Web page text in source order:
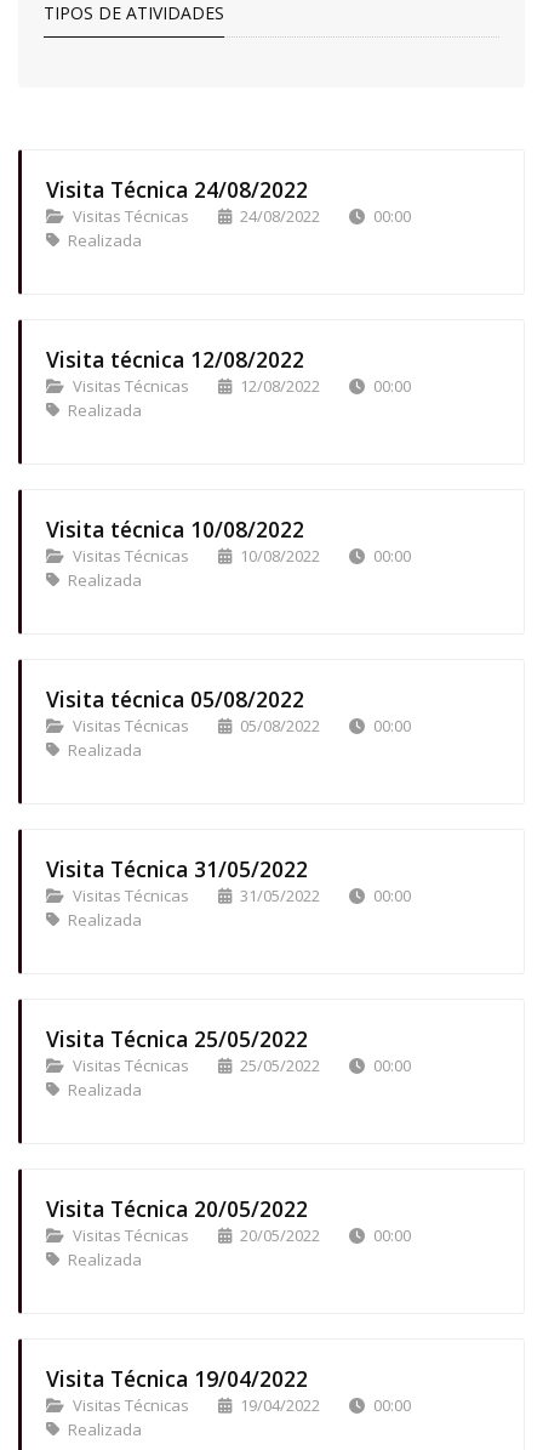
Visita Técnica 24/08/2022
Visitas Técnicas 24/08/2022
00:00
Realizada
Visita técnica 12/08/2022
Visitas Técnicas 12/08/2022
00:00
Realizada
Visita técnica 10/08/2022
Visitas Técnicas 10/08/2022
00:00
Realizada
Visita técnica 05/08/2022
Visitas Técnicas 05/08/2022
00:00
Realizada
Visita Técnica 31/05/2022
Visitas Técnicas 31/05/2022
00:00
Realizada
Visita Técnica 25/05/2022
Visitas Técnicas 25/05/2022
00:00
Realizada
Visita Técnica 20/05/2022
Visitas Técnicas 20/05/2022
00:00
Realizada
Visita Técnica 19/04/2022
Visitas Técnicas 19/04/2022
00:00
Realizada
TIPOS DE ATIVIDADES